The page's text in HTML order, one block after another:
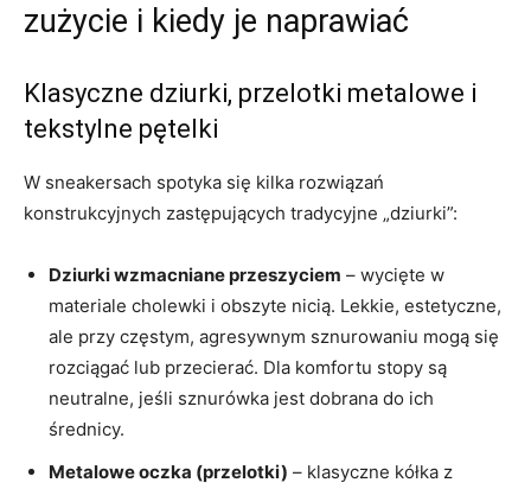
zużycie i kiedy je naprawiać
Klasyczne dziurki, przelotki metalowe i
tekstylne pętelki
W sneakersach spotyka się kilka rozwiązań
konstrukcyjnych zastępujących tradycyjne „dziurki”:
Dziurki wzmacniane przeszyciem – wycięte w
materiale cholewki i obszyte nicią. Lekkie, estetyczne,
ale przy częstym, agresywnym sznurowaniu mogą się
rozciągać lub przecierać. Dla komfortu stopy są
neutralne, jeśli sznurówka jest dobrana do ich
średnicy.
Metalowe oczka (przelotki) – klasyczne kółka z